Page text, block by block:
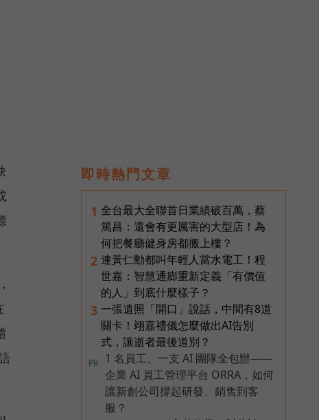
即時熱門文章
1 全台最大全聯首日業績破百萬，蔡
篤昌：還會有更厲害的大型店！為
何把餐廳健身房都搬上樓？
2 連黃仁勳都叫年輕人當水電工！程
世嘉：智慧通膨重新定義「有價值
的人」到底什麼樣子？
3 一張遺照「開口」說話，中間有8道
關卡！翊嘉禮儀怎麼做出AI告別
式，讓逝者最後道別？
PR
1 名員工、一支 AI 團隊全包辦——
企業 AI 員工管理平台 ORRA，如何
讓新創公司撐起研發、銷售到客
服？